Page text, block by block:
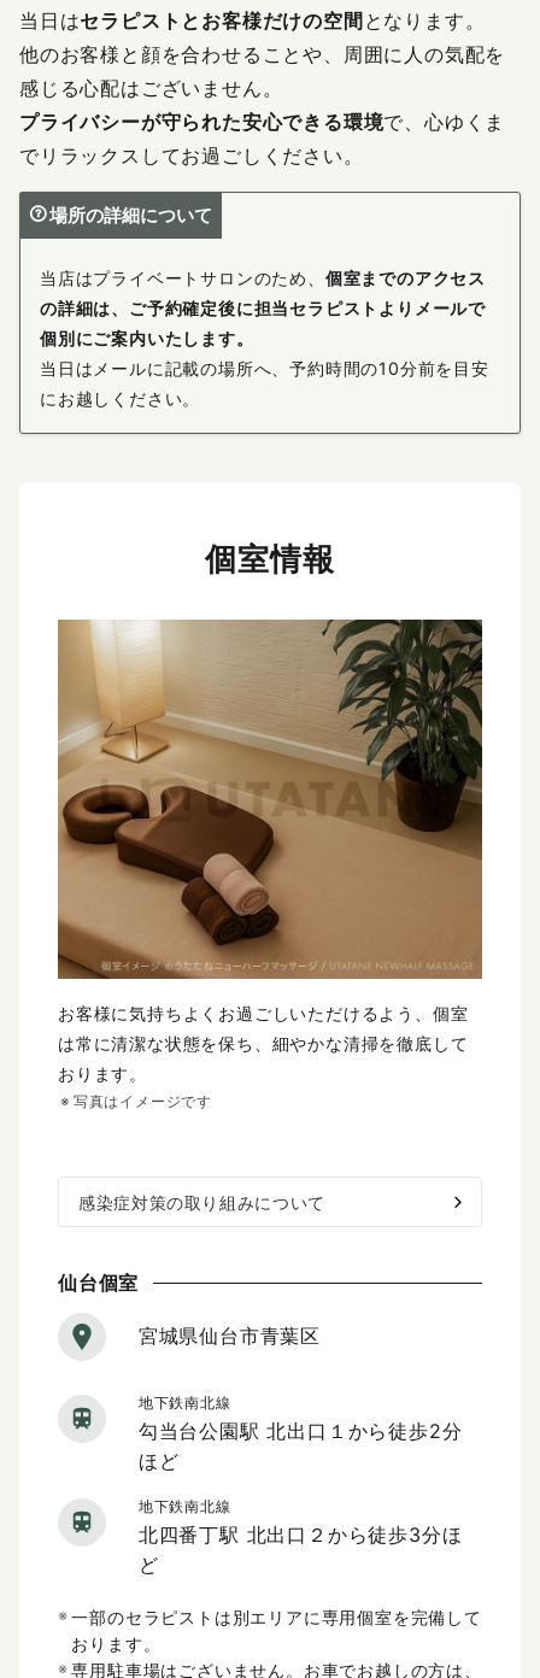
当日はセラピストとお客様だけの空間 となります。
他のお客様と顔を合わせることや、周囲に人の気配を
感じる心配はございません。
プライバシーが守られた安心できる環境で、心ゆくま
でリラックスしてお過ごしください。
場所の詳細について
当店はプライベートサロンのため、 個室までのアクセス
の詳細は、ご予約確定後に担当セラピストよりメールで
個別にご案内いたします。
当日はメールに記載の場所へ、予約時間の10分前を目安
にお越しください。
個室情報
お客様に気持ちよくお過ごしいただけるよう、個室
は常に清潔な状態を保ち、細やかな清掃を徹底して
おります。
写真はイメージです
感染症対策の取り組みについて
仙台個室
宮城県仙台市青葉区
地下鉄南北線
勾当台公園駅 北出口１から徒歩2分
ほど
地下鉄南北線
北四番丁駅 北出口２から徒歩3分ほ
ど
一部のセラピストは別エリアに専用個室を完備して
おります。
専用駐車場はございません。お車でお越しの方は、